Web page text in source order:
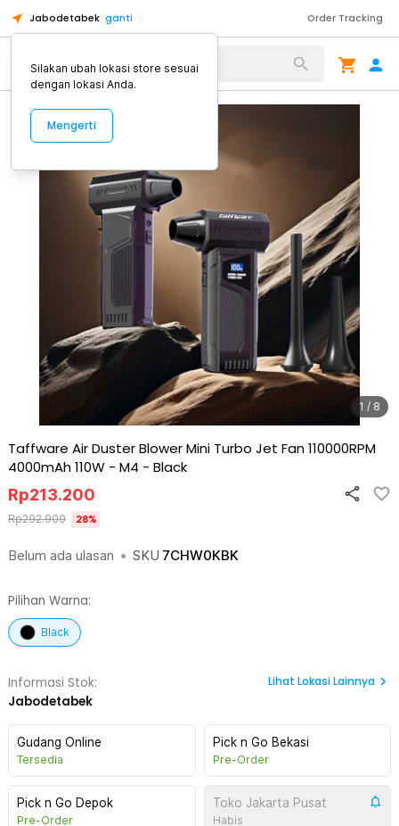
Jabodetabek ganti Order Tracking
Alat Kopi
1 / 8
Taffware Air Duster Blower Mini Turbo Jet Fan 110000RPM
4000mAh 110W - M4 - Black
Belum ada ulasan • SKU 7CHW0KBK
Rp213.200
Rp292.900 28%
Pilihan Warna:
Black
Informasi Stok:
Jabodetabek
Lihat Lokasi Lainnya
Gudang Online
Tersedia
Pick n Go Bekasi
Pre-Order
Pick n Go Depok
Pre-Order
Toko Jakarta Pusat
Habis
Silakan ubah lokasi store sesuai
dengan lokasi Anda.
Mengerti